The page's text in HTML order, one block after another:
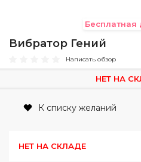
Бесплатная
Вибратор Гений
Написать обзор
НЕТ НА
К списку желаний
НЕТ НА СКЛАДЕ